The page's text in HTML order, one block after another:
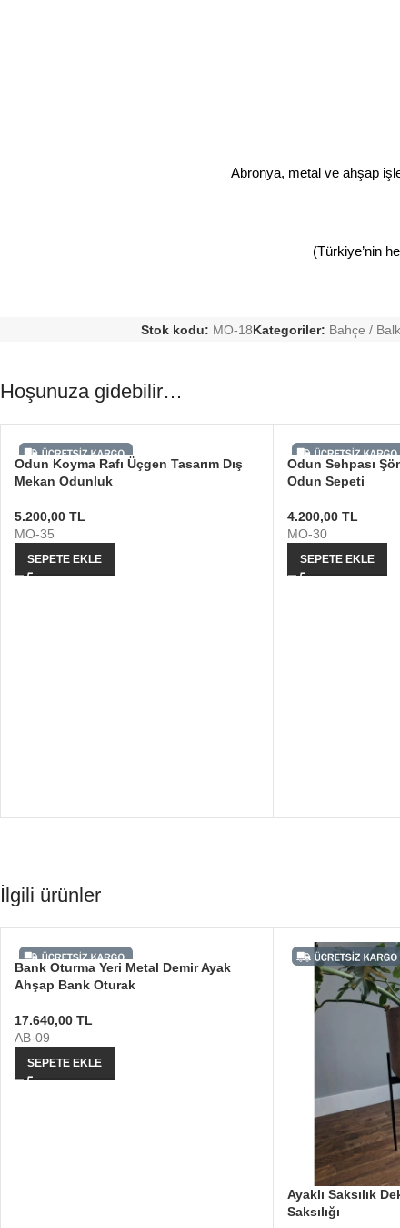
Abronya, metal ve ahşap
(Türkiye’nin
Stok kodu: MO-18Kategoriler: Bahçe /
Hoşunuza gidebilir…
Odun Koyma Rafı Üçgen Tasarım Dış
Mekan Odunluk
5.200,00 TL
MO-35
SEPETE EKLE
Odun Sehpası
Odun Sepeti
4.200,00 TL
MO-30
SEPETE EKLE
İlgili ürünler
Bank Oturma Yeri Metal Demir Ayak
Ahşap Bank Oturak
17.640,00 TL
AB-09
SEPETE EKLE
Ayaklı Saksılık
Saksılığı